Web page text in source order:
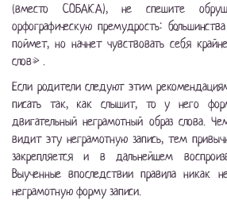
(вместо СОБАКА), не спешите
орфографическую премудрость:
поймет, но начнет чувствовать себя
слов» .
Если родители следуют этим
писать так, как слышит, то у него
двигательный неграмотный образ слова.
видит эту неграмотную запись, тем
закрепляется и в дальнейшем
Выученные впоследствии правила никак
неграмотную форму записи.